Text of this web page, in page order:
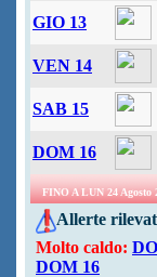
GIO 13
VEN 14
SAB 15
DOM 16
FINO A LUN 24 Agosto
Allerte
Molto caldo:
DOM 16